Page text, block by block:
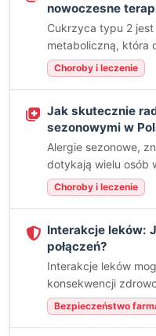
nowoczesne
Cukrzyca typu 2 jest
metaboliczną, która
Choroby i leczenie
Jak skutecznie
sezonowymi w
Alergie sezonowe,
dotykają wielu osób
Choroby i leczenie
Interakcje leków:
połączeń?
Interakcje leków
konsekwencji
Bezpieczeństwo